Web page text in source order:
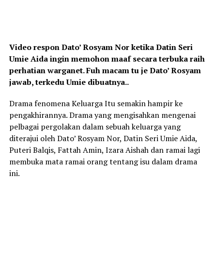
Video respon Dato’ Rosyam Nor ketika Datin Seri
Umie Aida ingin memohon maaf secara terbuka raih
perhatian warganet. Fuh macam tu je Dato’ Rosyam
jawab, terkedu Umie dibuatnya..
Drama fenomena Keluarga Itu semakin hampir ke
pengakhirannya. Drama yang mengisahkan mengenai
pelbagai pergolakan dalam sebuah keluarga yang
diterajui oleh Dato’ Rosyam Nor, Datin Seri Umie Aida,
Puteri Balqis, Fattah Amin, Izara Aishah dan ramai lagi
membuka mata ramai orang tentang isu dalam drama
ini.